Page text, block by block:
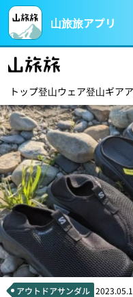
山旅旅アプリ
トップ登山ウェア登山ギア
アウトドアサンダル